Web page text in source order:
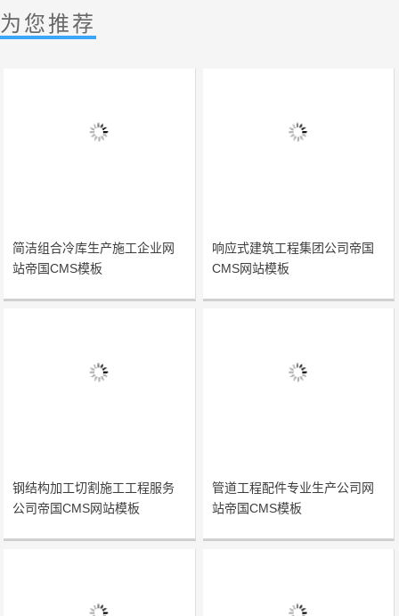
为您推荐
简洁组合冷库生产施工企业网
站帝国CMS模板
响应式建筑工程集团公司帝国
CMS网站模板
钢结构加工切割施工工程服务
公司帝国CMS网站模板
管道工程配件专业生产公司网
站帝国CMS模板